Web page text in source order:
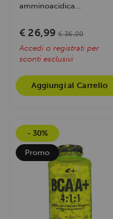
amminoacidica
legati in piccoli peptidi ad...
€ 26,99 € 36,00
Accedi o registrati per
sconti esclusivi
Aggiungi al Carrello
- 30%
Promo